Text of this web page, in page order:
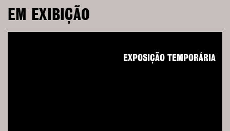
EM EXIBIÇÃO
EXPOSIÇÃO TEMPORÁRIA